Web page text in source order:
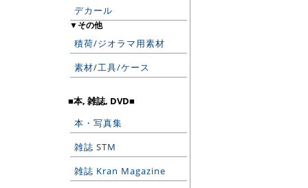
デカール
▼その他
積荷/ジオラマ用素材
素材/工具/ケース
■本, 雑誌, DVD■
本・写真集
雑誌 STM
雑誌 Kran Magazine